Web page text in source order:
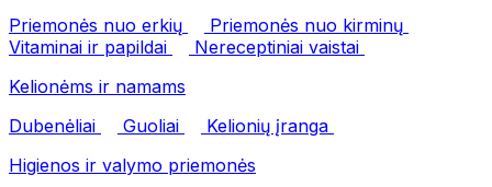
Priemonės nuo erkių
Priemonės nuo kirminų
Vitaminai ir papildai
Nereceptiniai vaistai
Kelionėms ir namams
Dubenėliai
Guoliai
Kelionių įranga
Higienos ir valymo priemonės